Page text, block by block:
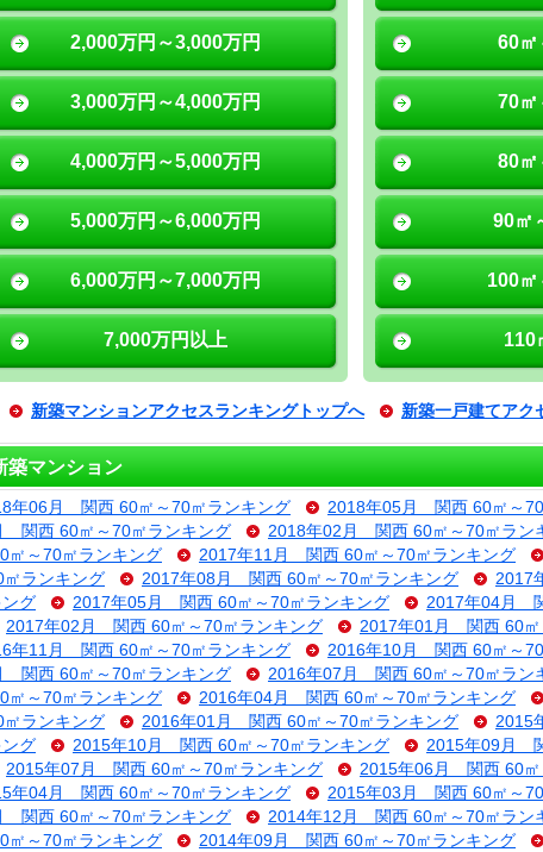
2,000万円～3,000万円
3,000万円～4,000万円
4,000万円～5,000万円
5,000万円～6,000万円
6,000万円～7,000万円
7,000万円以上
60㎡
70㎡
80㎡
90㎡
100㎡
110
新築マンションアクセスランキングトップへ 新築一戸建てアク
築マンション
年06月 関西 60㎡～70㎡ランキング 2018年05月 関西 60㎡～
関西 60㎡～70㎡ランキング 2018年02月 関西 60㎡～70㎡ラン
～70㎡ランキング 2017年11月 関西 60㎡～70㎡ランキング
ランキング 2017年08月 関西 60㎡～70㎡ランキング
2017
グ 2017年05月 関西 60㎡～70㎡ランキング
2017年04月
2017年02月 関西 60㎡～70㎡ランキング
2017年01月 関西 60㎡
年11月 関西 60㎡～70㎡ランキング 2016年10月 関西 60㎡～
関西 60㎡～70㎡ランキング 2016年07月 関西 60㎡～70㎡ラン
～70㎡ランキング 2016年04月 関西 60㎡～70㎡ランキング
ランキング 2016年01月 関西 60㎡～70㎡ランキング
2015
グ 2015年10月 関西 60㎡～70㎡ランキング
2015年09月
2015年07月 関西 60㎡～70㎡ランキング
2015年06月 関西 60㎡
年04月 関西 60㎡～70㎡ランキング 2015年03月 関西 60㎡～
関西 60㎡～70㎡ランキング 2014年12月 関西 60㎡～70㎡ラン
～70㎡ランキング 2014年09月 関西 60㎡～70㎡ランキング